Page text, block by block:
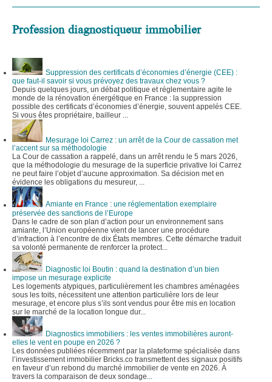
Profession diagnostiqueur immobilier
Suppression des certificats d’économies d’énergie (CEE) :
que faut-il savoir si vous prévoyez des travaux chez vous ?
Depuis quelques jours, un débat politique et réglementaire agite le
monde de la rénovation énergétique en France : la suppression
possible des certificats d’économies d’énergie, souvent appelés CEE.
Si vous êtes propriétaire, bailleur ...
Mesurage loi Carrez : un arrêt de la Cour de cassation met
l’accent sur sa méthodologie
La Cour de cassation a rappelé, dans un arrêt rendu le 5 mars 2026,
que la méthodologie du mesurage de la superficie privative loi Carrez
ne peut faire l’objet d’aucune approximation. Sa décision met en
évidence les obligations du mesureur, ...
Amiante en France : une réglementation exemplaire
préservée des sanctions de l’Europe
Dans le cadre de son plan d’action pour un environnement sans
amiante, l’Union européenne vient de lancer une procédure
d’infraction à l’encontre de dix États membres. Cette démarche traduit
sa volonté permanente de renforcer la protect...
Diagnostic loi Boutin : quand la destination d’un bien
impose un mesurage explicite
Les logements atypiques, particulièrement les chambres aménagées
sous les toits, nécessitent une attention particulière lors de leur
mesurage, et encore plus s’ils sont vendus pour être mis en location
sur le marché de la location longue dur...
Diagnostics immobiliers : les ventes immobilières auront-
elles le vent en poupe en 2026 ?
Les données publiées récemment par la plateforme spécialisée dans
l’investissement immobilier Bricks.co transmettent des signaux positifs
en faveur d’un rebond du marché immobilier de vente en 2026. À
travers la comparaison de deux sondage...